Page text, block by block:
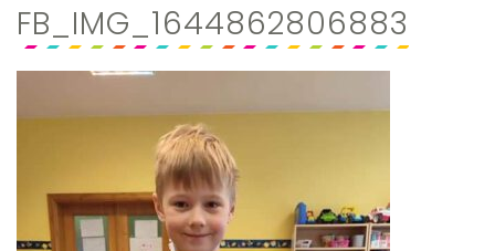
FB_IMG_1644862806883